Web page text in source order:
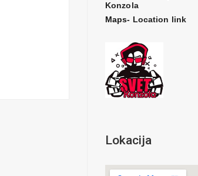
Konzola
Maps- Location link
Lokacija